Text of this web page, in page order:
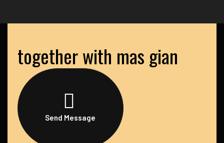
together with mas gian
Send Message